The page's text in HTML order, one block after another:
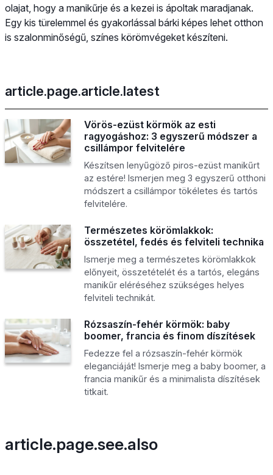
olajat, hogy a manikűrje és a kezei is ápoltak maradjanak.
Egy kis türelemmel és gyakorlással bárki képes lehet otthon
is szalonminőségű, színes körömvégeket készíteni.
article.page.article.latest
Vörös-ezüst körmök az esti
ragyogáshoz: 3 egyszerű módszer a
csillámpor felvitelére
Készítsen lenyűgöző piros-ezüst manikűrt
az estére! Ismerjen meg 3 egyszerű otthoni
módszert a csillámpor tökéletes és tartós
felvitelére.
Természetes körömlakkok:
összetétel, fedés és felviteli technika
Ismerje meg a természetes körömlakkok
előnyeit, összetételét és a tartós, elegáns
manikűr eléréséhez szükséges helyes
felviteli technikát.
Rózsaszín-fehér körmök: baby
boomer, francia és finom díszítések
Fedezze fel a rózsaszín-fehér körmök
eleganciáját! Ismerje meg a baby boomer, a
francia manikűr és a minimalista díszítések
titkait.
article.page.see.also